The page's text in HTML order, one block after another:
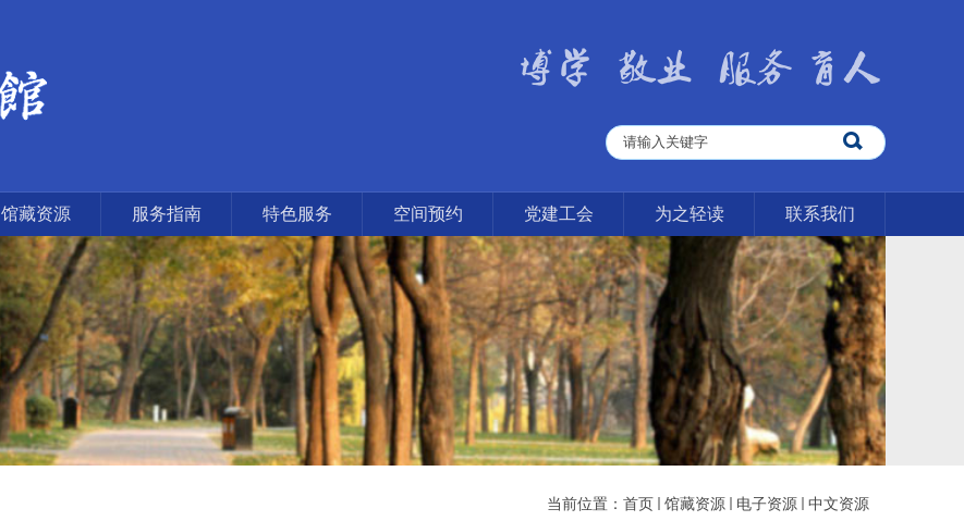
馆藏资源 服务指南 特色服务 空间预约 党建工会 为之轻读 联系我们
当前位置： 首页 馆藏资源 电子资源 中文资源